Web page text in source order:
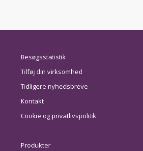
Besøgsstatistik
Tilføj din virksomhed
Tidligere nyhedsbreve
Kontakt
Cookie og privatlivspolitik
Produkter